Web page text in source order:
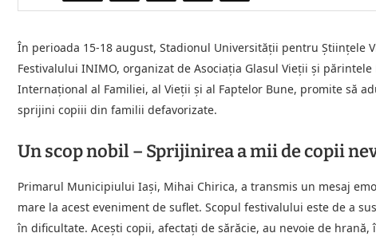
În perioada 15-18 august, Stadionul Universității pentru Științele
Festivalului INIMO, organizat de Asociația Glasul Vieții și
Internațional al Familiei, al Vieții și al Faptelor Bune, promite să
sprijini copiii din familii defavorizate.
Un scop nobil – Sprijinirea a mii de copii
Primarul Municipiului Iași, Mihai Chirica, a transmis un mesaj
mare la acest eveniment de suflet. Scopul festivalului este de a
în dificultate. Acești copii, afectați de sărăcie, au nevoie de